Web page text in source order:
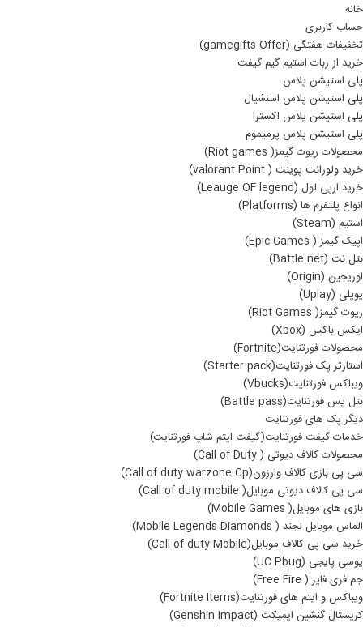
خانه
حساب کاربری
تخفیفات هفتگی (gamegifts Offer)
خرید از ربات استیم گیم گیفت
پلی استیشن پلاس
پلی استیشن پلاس اسنشیال
پلی استیشن پلاس اکسترا
پلی استیشن پلاس پرمیموم
محصولات ریوت گیمز( Riot games)
خرید ولورانت پوینت ( valorant Point)
خرید ارپی لول (Leauge OF legend)
انواع پلتفرم ها (Platforms)
استیم (Steam)
اپیک گیمز ( Epic Games)
بتل.نت (Battle.net)
اوریجین (Origin)
یوپلی (Uplay)
ریوت گیمز( Riot Games)
ایکس باکس (Xbox)
محصولات فورتنایت(Fortnite)
استارتر پک فورتنایت(Starter pack)
ویباکس فورتنایت(Vbucks)
بتل پس فورتنایت(Battle pass)
دیگر پک های فورتنایت
خدمات گیفت فورتنایت(گیفت ایتم شاپ فورتنایت)
محصولات کالاف دیوتی ( Call of Duty)
سی پی بازی کالاف وارزون(Call of duty warzone Cp)
سی پی کالاف دیوتی موبایل( Call of duty mobile)
بازی های موبایل( Mobile Games)
الماس موبایل لجند ( Mobile Legends Diamonds)
خرید سی پی کالاف موبایل(Call of duty Mobile)
یوسی پایجی (UC Pbug)
جم فری فایر ( Free Fire)
ویباکس و ایتم های فورتنایت(Fortnite Items)
کریستال گنشین ایمپکت (Genshin Impact)